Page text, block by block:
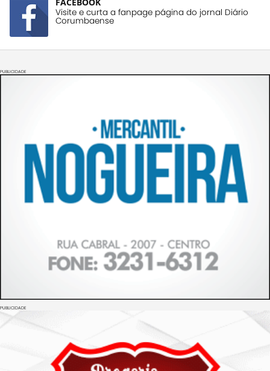
Visite e curta a fanpage página do jornal Diário
Corumbaense
PUBLICIDADE
PUBLICIDADE